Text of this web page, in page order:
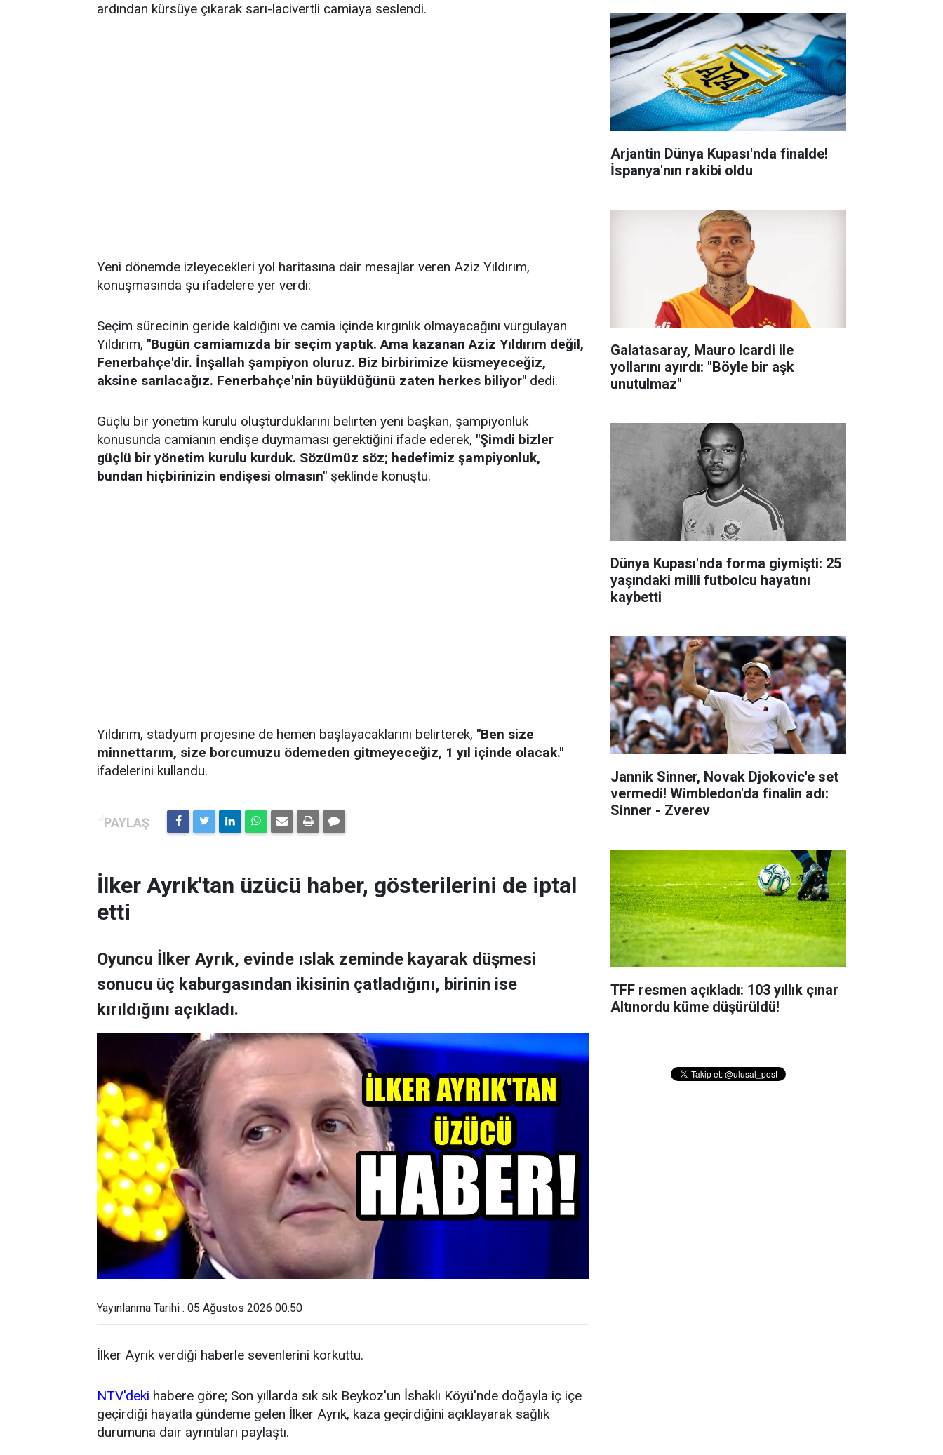
ardından kürsüye çıkarak sarı-lacivertli camiaya seslendi.
Yeni dönemde izleyecekleri yol haritasına dair mesajlar veren Aziz Yıldırım,
konuşmasında şu ifadelere yer verdi:
Seçim sürecinin geride kaldığını ve camia içinde kırgınlık olmayacağını vurgulayan
Yıldırım, "Bugün camiamızda bir seçim yaptık. Ama kazanan Aziz Yıldırım değil,
Fenerbahçe'dir. İnşallah şampiyon oluruz. Biz birbirimize küsmeyeceğiz,
aksine sarılacağız. Fenerbahçe'nin büyüklüğünü zaten herkes biliyor" dedi.
Güçlü bir yönetim kurulu oluşturduklarını belirten yeni başkan, şampiyonluk
konusunda camianın endişe duymaması gerektiğini ifade ederek, "Şimdi bizler
güçlü bir yönetim kurulu kurduk. Sözümüz söz; hedefimiz şampiyonluk,
bundan hiçbirinizin endişesi olmasın" şeklinde konuştu.
Yıldırım, stadyum projesine de hemen başlayacaklarını belirterek, "Ben size
minnettarım, size borcumuzu ödemeden gitmeyeceğiz, 1 yıl içinde olacak."
ifadelerini kullandu.
İlker Ayrık'tan üzücü haber, gösterilerini de iptal
etti
Oyuncu İlker Ayrık, evinde ıslak zeminde kayarak düşmesi
sonucu üç kaburgasından ikisinin çatladığını, birinin ise
kırıldığını açıkladı.
Yayınlanma Tarihi : 05 Ağustos 2026 00:50
İlker Ayrık verdiği haberle sevenlerini korkuttu.
NTV'deki habere göre; Son yıllarda sık sık Beykoz'un İshaklı Köyü'nde doğayla iç içe
geçirdiği hayatla gündeme gelen İlker Ayrık, kaza geçirdiğini açıklayarak sağlık
durumuna dair ayrıntıları paylaştı.
Arjantin Dünya Kupası'nda finalde!
İspanya'nın rakibi oldu
Galatasaray, Mauro Icardi ile
yollarını ayırdı: ''Böyle bir aşk
unutulmaz''
Dünya Kupası'nda forma giymişti: 25
yaşındaki milli futbolcu hayatını
kaybetti
Jannik Sinner, Novak Djokovic'e set
vermedi! Wimbledon'da finalin adı:
Sinner - Zverev
TFF resmen açıkladı: 103 yıllık çınar
Altınordu küme düşürüldü!